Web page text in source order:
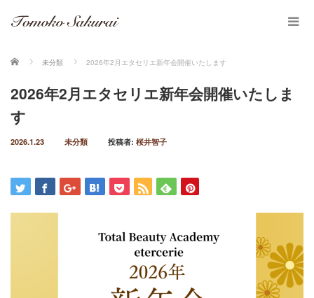
ホーム 未分類 2026年2月エタセリエ新年会開催いたします
2026年2月エタセリエ新年会開催いたしま
す
2026.1.23 未分類 投稿者: 桜井智子